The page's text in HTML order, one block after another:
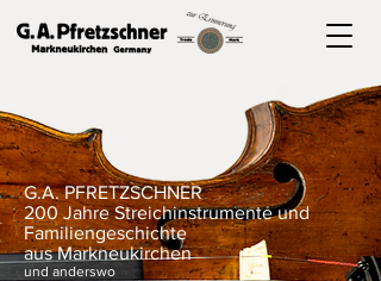
G.A. PFRETZSCHNER
200 Jahre Streichinstrumente und
Familiengeschichte
aus Markneukirchen
und anderswo